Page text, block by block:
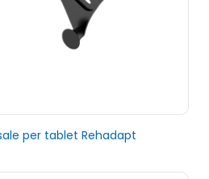
per tablet Rehadapt